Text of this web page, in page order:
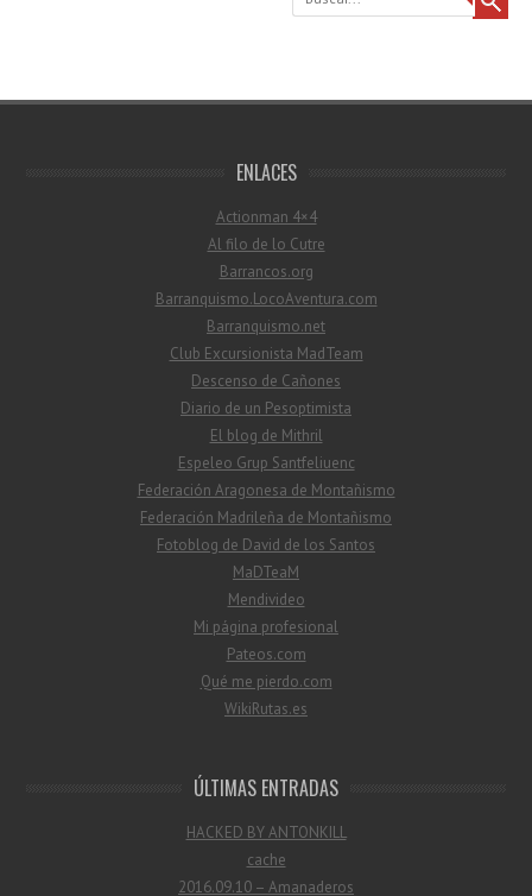
ENLACES
Actionman 4×4
Al filo de lo Cutre
Barrancos.org
Barranquismo.LocoAventura.com
Barranquismo.net
Club Excursionista MadTeam
Descenso de Cañones
Diario de un Pesoptimista
El blog de Mithril
Espeleo Grup Santfeliuenc
Federación Aragonesa de Montañismo
Federación Madrileña de Montañismo
Fotoblog de David de los Santos
MaDTeaM
Mendivideo
Mi página profesional
Pateos.com
Qué me pierdo.com
WikiRutas.es
ÚLTIMAS ENTRADAS
HACKED BY ANTONKILL
cache
2016.09.10 – Amanaderos